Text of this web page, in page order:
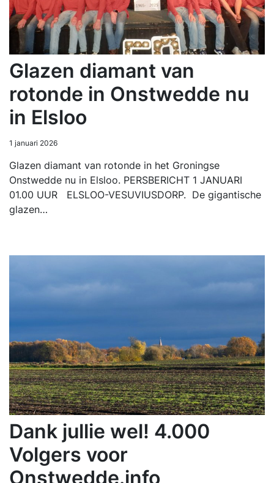
Glazen diamant van
rotonde in Onstwedde nu
in Elsloo
1 januari 2026
Glazen diamant van rotonde in het Groningse
Onstwedde nu in Elsloo. PERSBERICHT 1 JANUARI
01.00 UUR ELSLOO-VESUVIUSDORP. De gigantische
glazen…
Dank jullie wel! 4.000
Volgers voor
Onstwedde.info